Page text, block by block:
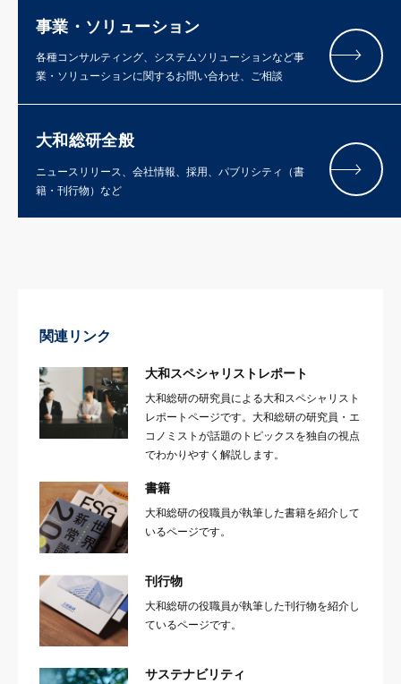
事業・ソリューション
各種コンサルティング、システムソリューションなど事
業・ソリューションに関するお問い合わせ、ご相談
大和総研全般
ニュースリリース、会社情報、採用、パブリシティ（書
籍・刊行物）など
関連リンク
大和スペシャリストレポート
大和総研の研究員による大和スペシャリスト
レポートページです。大和総研の研究員・エ
コノミストが話題のトピックスを独自の視点
でわかりやすく解説します。
書籍
大和総研の役職員が執筆した書籍を紹介して
いるページです。
刊行物
大和総研の役職員が執筆した刊行物を紹介し
ているページです。
サステナビリティ